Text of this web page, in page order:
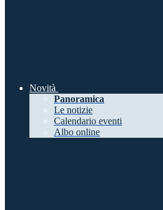
Novità
Panoramica
Le notizie
Calendario eventi
Albo online